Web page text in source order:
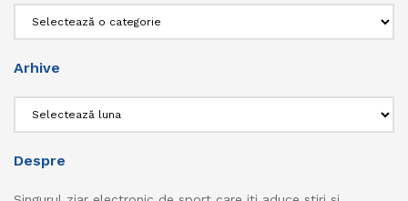
Arhive
Despre